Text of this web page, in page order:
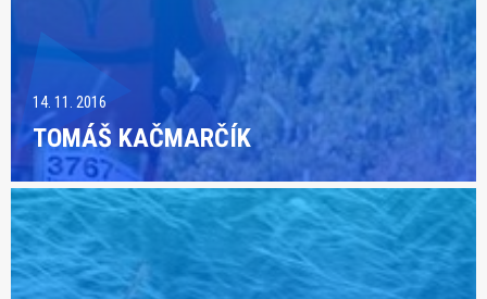
14. 11. 2016
TOMÁŠ KAČMARČÍK